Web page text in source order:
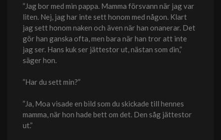
”Jag bor med min pappa. Mamma försvann när jag var
liten. Nej, jag har inte sett honom med någon. Klart
jag sett honom naken och även när han onanerar. Det
gör han ganska ofta, men bara när han tror att inte
jag ser. Hans kuk ser jättestor ut, nästan som din,”
säger hon.
”Har du sett min?”
”Ja, Moa visade en bild som du skickade till hennes
mamma, när hon hade bett om det. Den såg jättestor
ut.”